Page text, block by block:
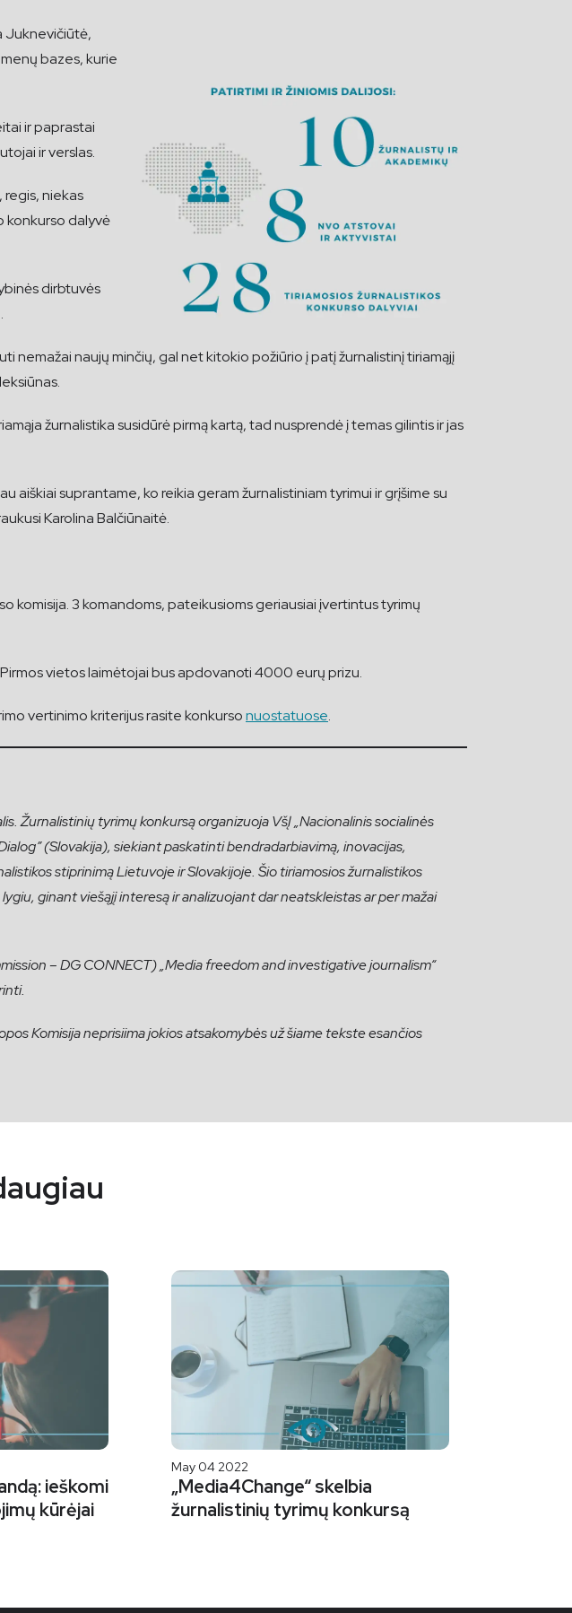
Juknevičiūtė,
bazes, kurie
ir paprastai
ir verslas.
regis, niekas
konkurso dalyvė
dirbtuvės
nemažai naujų minčių, gal net kitokio požiūrio į patį žurnalistinį tiriamąjį
žurnalistika susidūrė pirmą kartą, tad nusprendė į temas gilintis ir jas
aiškiai suprantame, ko reikia geram žurnalistiniam tyrimui ir grįšime su
Karolina Balčiūnaitė.
komisija. 3 komandoms, pateikusioms geriausiai įvertintus tyrimų
vietos laimėtojai bus apdovanoti 4000 eurų prizu.
vertinimo kriterijus rasite konkursonuostatuose.
Žurnalistinių tyrimų konkursą organizuoja VšĮ „Nacionalinis socialinės
(Slovakija), siekiant paskatinti bendradarbiavimą, inovacijas,
stiprinimą Lietuvoje ir Slovakijoje. Šio tiriamosios žurnalistikos
ginant viešąjį interesą ir analizuojant dar neatskleistas ar per mažai
– DG CONNECT) „Media freedom and investigative journalism“
Komisija neprisiima jokios atsakomybės už šiame tekste esančios
ieškomi
kūrėjai
May 04 2022
„Media4Change“ skelbia
žurnalistinių tyrimų konkursą